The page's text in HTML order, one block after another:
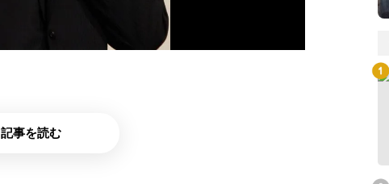
記事を読む